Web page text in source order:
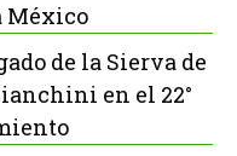
México
de la Sierva de
en el 22°